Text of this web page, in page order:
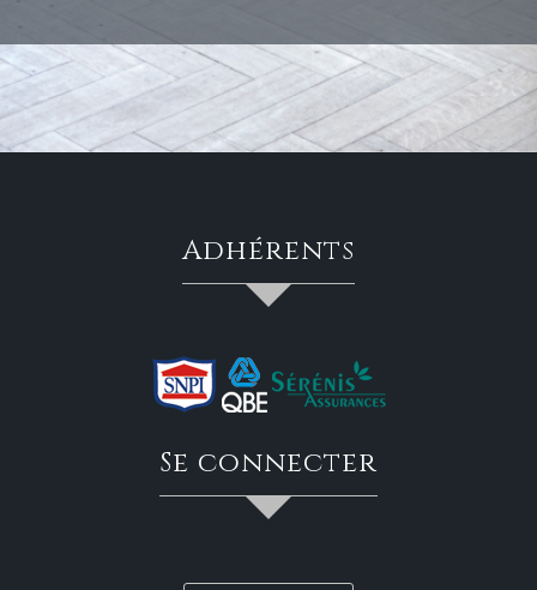
adhérents
se connecter